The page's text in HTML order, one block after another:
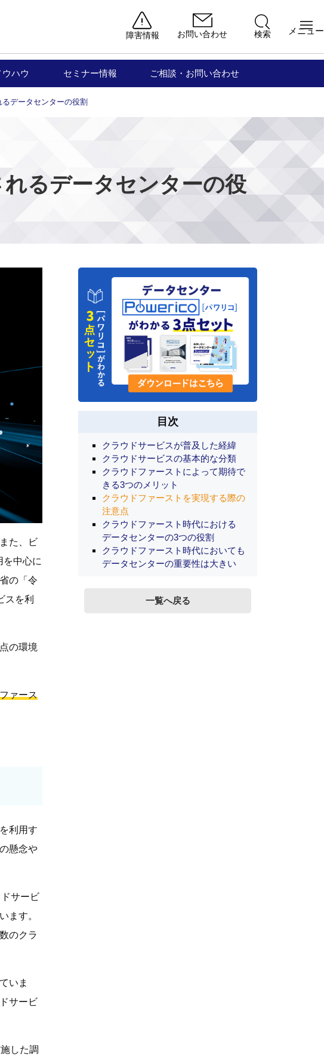
障害情報 お問い合わせ 検索 メニュー
ハウ セミナー情報 ご相談・お問い合わせ
データセンターの役割
るデータセンターの役
た、ビ
を中心に
の「令
スを利
の環境
ァース
利用す
懸念や
サービ
ます。
のクラ
いま
サービ
した調
目次
クラウドサービスが普及した経緯
クラウドサービスの基本的な分類
クラウドファーストによって期待で
きる3つのメリット
クラウドファーストを実現する際の
注意点
クラウドファースト時代における
データセンターの3つの役割
クラウドファースト時代においても
データセンターの重要性は大きい
一覧へ戻る